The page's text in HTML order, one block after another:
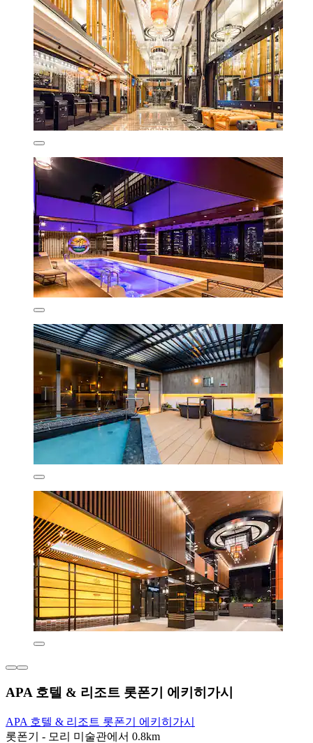
APA 호텔 & 리조트 롯폰기 에키히가시
APA 호텔 & 리조트 롯폰기 에키히가시
롯폰기 - 모리 미술관에서 0.8km